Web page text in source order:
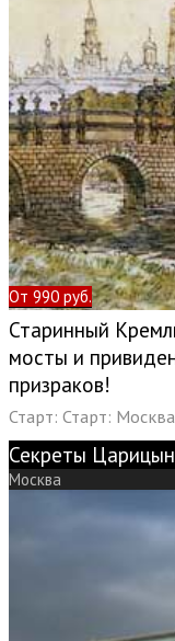
От 990 руб.
Старинный
мосты и
призраков!
Старт: Старт:
Секреты
Москва